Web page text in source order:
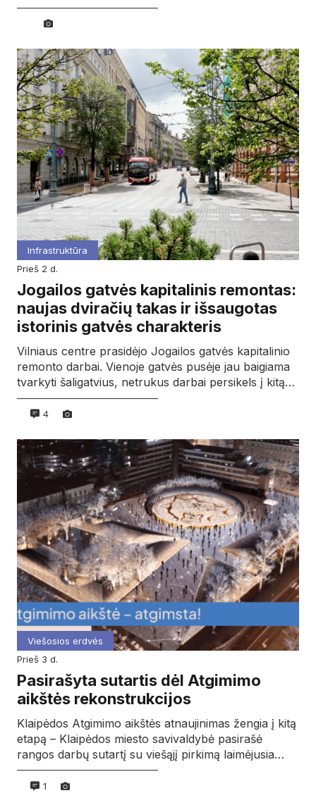
Infrastruktūra
prieš 2 d.
Jogailos gatvės kapitalinis remontas:
naujas dviračių takas ir išsaugotas
istorinis gatvės charakteris
Vilniaus centre prasidėjo Jogailos gatvės kapitalinio
remonto darbai. Vienoje gatvės pusėje jau baigiama
tvarkyti šaligatvius, netrukus darbai persikels į kitą…
4
Viešosios erdvės
prieš 3 d.
Pasirašyta sutartis dėl Atgimimo
aikštės rekonstrukcijos
Klaipėdos Atgimimo aikštės atnaujinimas žengia į kitą
etapą – Klaipėdos miesto savivaldybė pasirašė
rangos darbų sutartį su viešąjį pirkimą laimėjusia…
1